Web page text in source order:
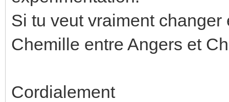
Si tu veut vraiment
Chemille entre Angers et
Cordialement